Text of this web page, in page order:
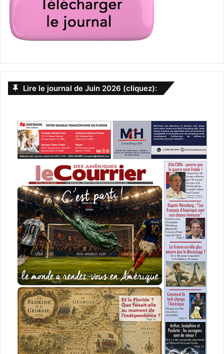
très populaire dans le reste de l’Etat. Il y possède de
nombreux bien : maison à Palm Beach, golf de Doral-
Miami, tours géantes qui portent son nom le long de la
style= »3″]
TRUMP TRUMP TRUMP I can hear
the Trump Army marching to the
Ballot boxes from my ranch,
sounds victorious!#ElectionDay
#voted #myvote2016
— Clint Eastwood
(@EastwoodUSA)8 novembre
2016
Lire le journal de Juin 2026 (cliquez):